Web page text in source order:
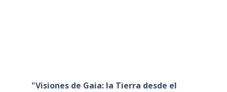
"Visiones de Gaia: la Tierra desde el